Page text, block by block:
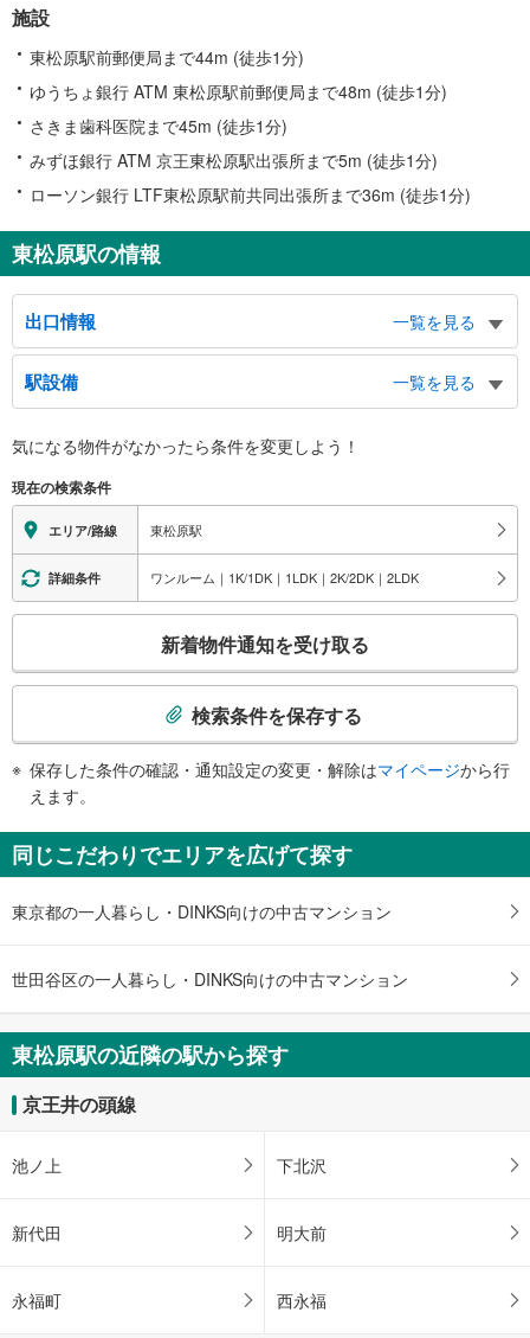
施設
東松原駅前郵便局まで44m (徒歩1分)
ゆうちょ銀行 ATM 東松原駅前郵便局まで48m (徒歩1分)
さきま歯科医院まで45m (徒歩1分)
みずほ銀行 ATM 京王東松原駅出張所まで5m (徒歩1分)
ローソン銀行 LTF東松原駅前共同出張所まで36m (徒歩1分)
東松原駅の情報
出口情報
一覧を見る
出口（東口−１）
松原５・６丁目、代田４丁目、羽根木公園、北沢税務署、北沢警察署、世田谷
消防署松原出張所
出口（東口−２）
出口（西口−１）
松原５・６丁目、代田４丁目、羽根木公園、北沢税務署、北沢警察署、世田谷
消防署松原出張所
出口（西口−２）
羽根木１・２丁目、松原１・５丁目
駅設備
一覧を見る
※段差なしでの移動経路
地上⇔改札⇔ホーム：○
エレベータ
・ホーム⇔改札
・改札⇔地上
トイレ
その他
・点字案内（券売機・運賃表・階段手すり）
気になる物件がなかったら条件を変更しよう！
現在の検索条件
エリア/路線 東松原駅
詳細条件 ワンルーム｜1K/1DK｜1LDK｜2K/2DK｜2LDK
検
知
を
け
る
・
件
を
マ
イ
ー
に
す
新着物件通知を受け取る
検索条件を保存する
保存した条件の確認・通知設定の変更・解除はマイページから行
えます。
同じこだわりでエリアを広げて探す
東京都の一人暮らし・DINKS向けの中古マンション
世田谷区の一人暮らし・DINKS向けの中古マンション
東松原駅の近隣の駅から探す
京王井の頭線
池ノ上 下北沢
新代田 明大前
永福町 西永福